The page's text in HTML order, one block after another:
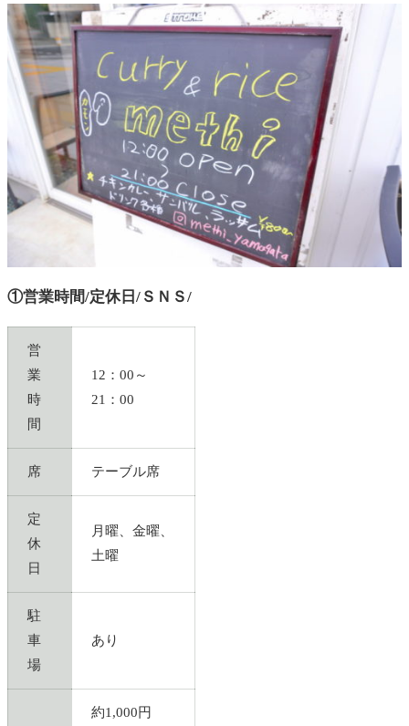
①営業時間/定休日/ＳＮＳ/
営
業
時
間
12：00～
21：00
席 テーブル席
定
休
日
月曜、金曜、
土曜
駐
車
場
あり
約1,000円